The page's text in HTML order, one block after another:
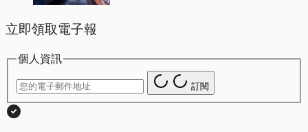
立即領取電子報
個人資訊
訂閱